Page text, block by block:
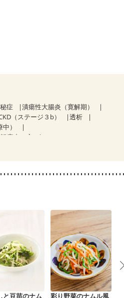
症
潰瘍性大腸炎（寛解期）
（ステージ３b）
透析
）
察中の方
齢に合わせた体作り）
低栄養予防
と豆苗のナム
彩り野菜のナムル風